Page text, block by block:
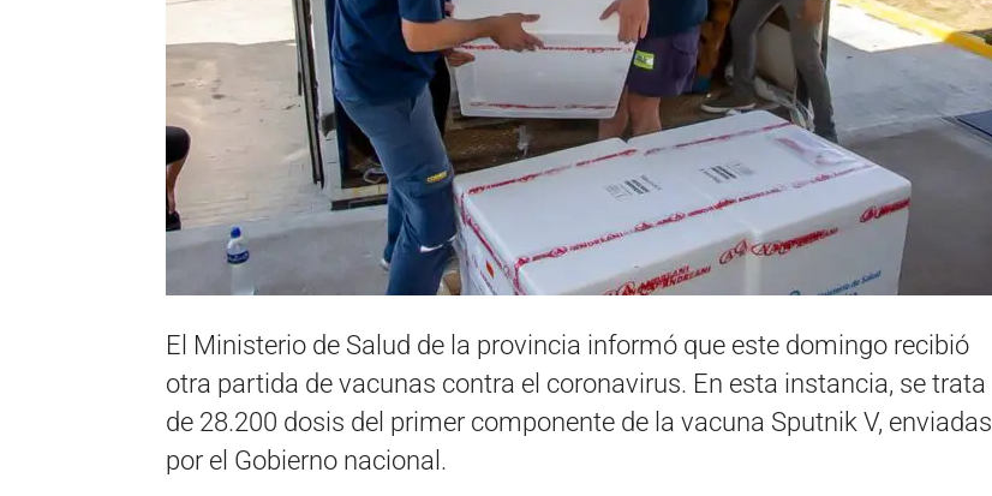
El Ministerio de Salud de la provincia informó que este domingo recibió
otra partida de vacunas contra el coronavirus. En esta instancia, se trata
de 28.200 dosis del primer componente de la vacuna Sputnik V, enviadas
por el Gobierno nacional.